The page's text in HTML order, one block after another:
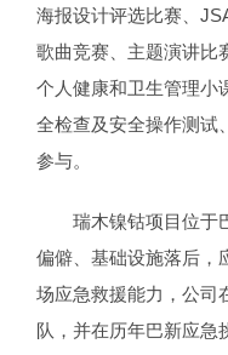
海报设计评选比赛、
歌曲竞赛、主题演讲比
个人健康和卫生管理小
全检查及安全操作测试
参与。
瑞木镍钴项目位于
偏僻、基础设施落后，
场应急救援能力，公司
队，并在历年巴新应急